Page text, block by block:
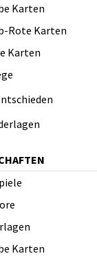
Karten
Rote Karten
Karten
Karten